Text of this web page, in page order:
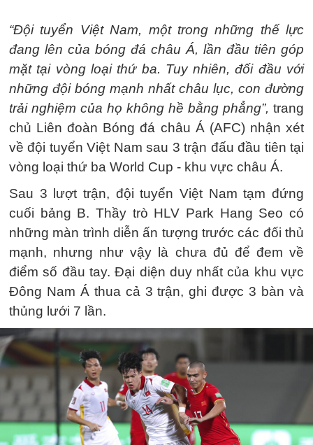
“Đội tuyển Việt Nam, một trong những thế lực
đang lên của bóng đá châu Á, lần đầu tiên góp
mặt tại vòng loại thứ ba. Tuy nhiên, đối đầu với
những đội bóng mạnh nhất châu lục, con đường
trải nghiệm của họ không hề bằng phẳng”, trang
chủ Liên đoàn Bóng đá châu Á (AFC) nhận xét
về đội tuyển Việt Nam sau 3 trận đấu đầu tiên tại
vòng loại thứ ba World Cup - khu vực châu Á.
Sau 3 lượt trận, đội tuyển Việt Nam tạm đứng
cuối bảng B. Thầy trò HLV Park Hang Seo có
những màn trình diễn ấn tượng trước các đối thủ
mạnh, nhưng như vậy là chưa đủ để đem về
điểm số đầu tay. Đại diện duy nhất của khu vực
Đông Nam Á thua cả 3 trận, ghi được 3 bàn và
thủng lưới 7 lần.